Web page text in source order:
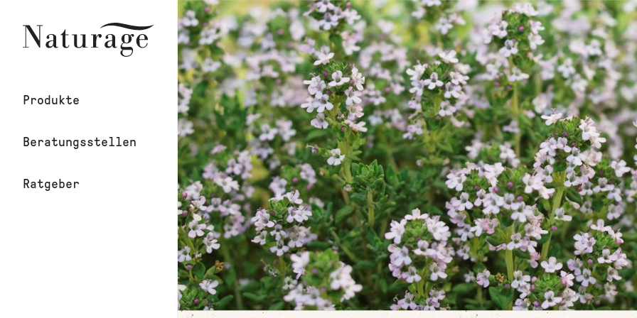
Inhalt
Main
Navigation
Naturage
Produkte
Beratungsstellen
Ratgeber